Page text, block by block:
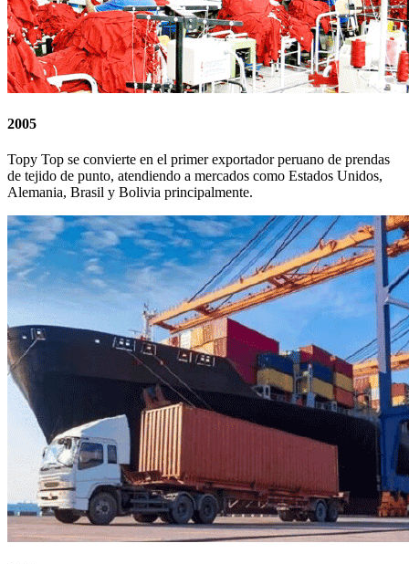
2005
Topy Top se convierte en el primer exportador peruano de prendas
de tejido de punto, atendiendo a mercados como Estados Unidos,
Alemania, Brasil y Bolivia principalmente.